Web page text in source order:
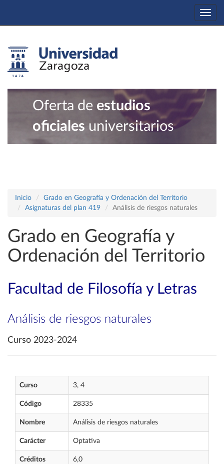
Oferta de estudios
oficiales universitarios
Inicio
Grado en Geografía y Ordenación del Territorio
Asignaturas del plan 419
Análisis de riesgos naturales
Grado en Geografía y
Ordenación del Territorio
Facultad de Filosofía y Letras
Análisis de riesgos naturales
Curso 2023-2024
Curso 3, 4
Código 28335
Nombre Análisis de riesgos naturales
Carácter Optativa
Créditos 6,0